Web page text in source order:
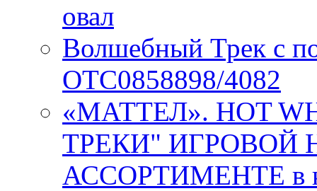
овал
Волшебный Трек с
OTC0858898/4082
«МАТТЕЛ». HOT
ТРЕКИ" ИГРОВОЙ
АССОРТИМЕНТЕ в